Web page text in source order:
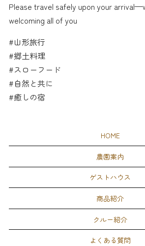
Please travel safely upon your
welcoming all of you
#山形旅行
#郷土料理
#スローフード
#自然と共に
#癒しの宿
HOME
農園案内
ゲストハウス
商品紹介
クルー紹介
よくある質問